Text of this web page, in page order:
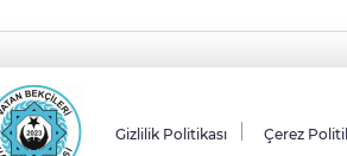
Gizlilik Politikası Çerez